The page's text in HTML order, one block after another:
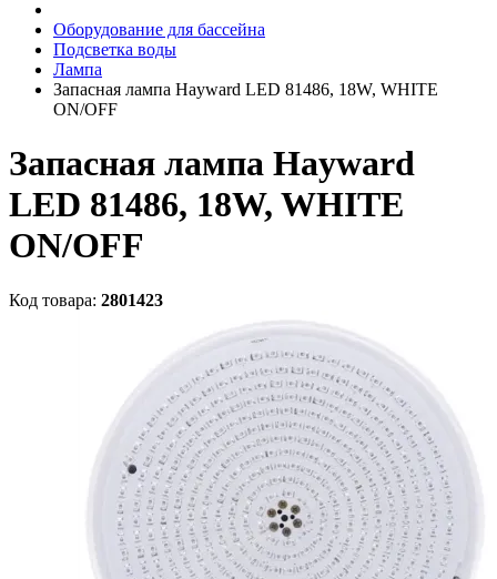
Оборудование для бассейна
Подсветка воды
Лампа
Запасная лампа Hayward LED 81486, 18W, WHITE
ON/OFF
Запасная лампа Hayward
LED 81486, 18W, WHITE
ON/OFF
Код товара: 2801423